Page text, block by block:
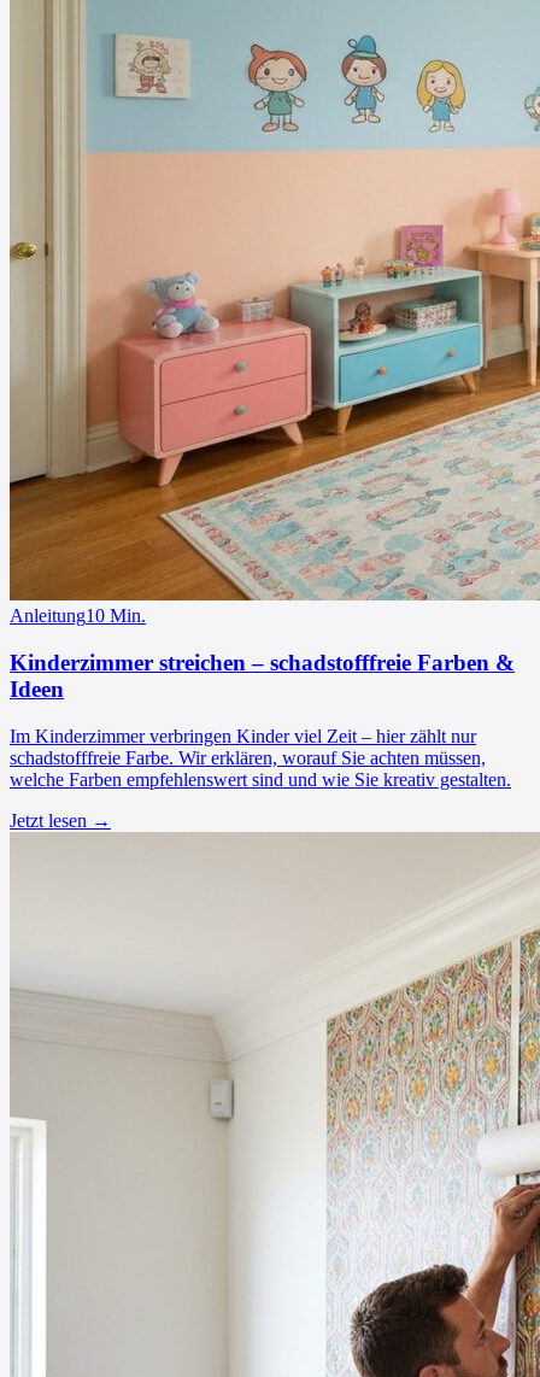
Anleitung10 Min.
Kinderzimmer streichen – schadstofffreie Farben &
Ideen
Im Kinderzimmer verbringen Kinder viel Zeit – hier zählt nur
schadstofffreie Farbe. Wir erklären, worauf Sie achten müssen,
welche Farben empfehlenswert sind und wie Sie kreativ gestalten.
Jetzt lesen →